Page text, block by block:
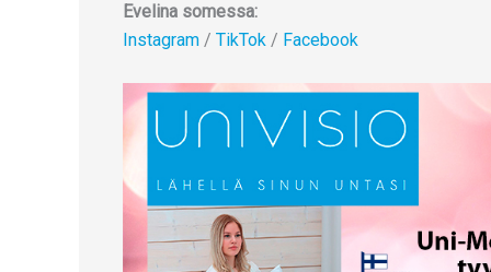
Evelina somessa:
Instagram / TikTok / Facebook